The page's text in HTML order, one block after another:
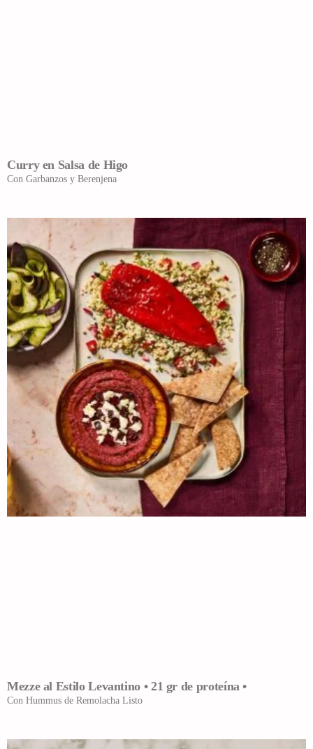
Curry en Salsa de Higo
Con Garbanzos y Berenjena
Mezze al Estilo Levantino • 21 gr de proteína •
Con Hummus de Remolacha Listo